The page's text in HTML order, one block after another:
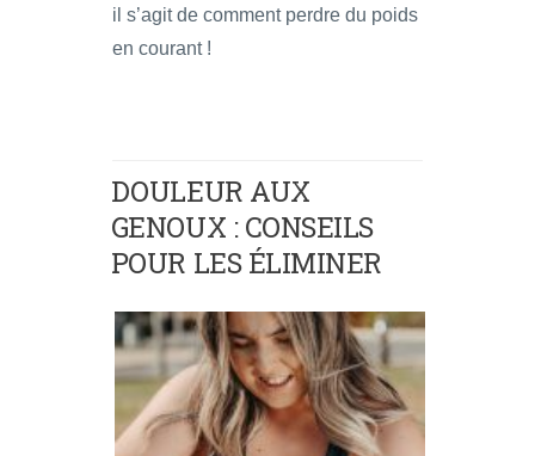
il s’agit de comment perdre du poids
en courant !
DOULEUR AUX
GENOUX : CONSEILS
POUR LES ÉLIMINER